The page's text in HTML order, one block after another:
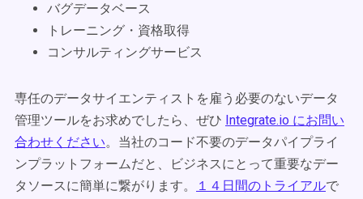
バグデータベース
トレーニング・資格取得
コンサルティングサービス
専任のデータサイエンティストを雇う必要のないデータ
管理ツールをお求めでしたら、ぜひ Integrate.io にお問い
合わせください。当社のコード不要のデータパイプライ
ンプラットフォームだと、ビジネスにとって重要なデー
タソースに簡単に繋がります。
１４日間のトライアルで